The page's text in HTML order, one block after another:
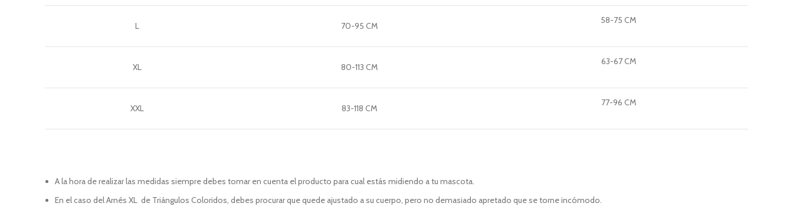
L 70-95 CM
58-75 CM
XL 80-113 CM
63-67 CM
XXL 83-118 CM
77-96 CM
A la hora de realizar las medidas siempre debes tomar en cuenta el producto para cual estás midiendo a tu mascota.
En el caso del Arnés XL de Triángulos Coloridos, debes procurar que quede ajustado a su cuerpo, pero no demasiado apretado que se torne incómodo.